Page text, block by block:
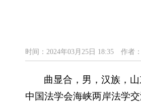
时间：2024年03月25日 18:35 作者：
曲显合，男，汉族，
中国法学会海峡两岸法学